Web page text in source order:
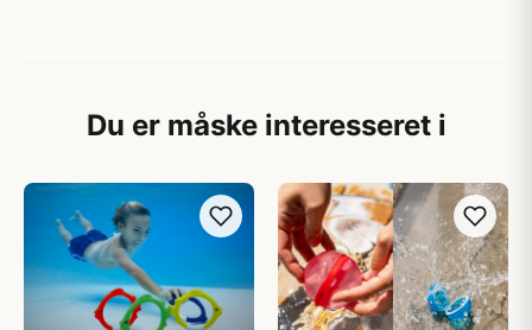
Du er måske interesseret i